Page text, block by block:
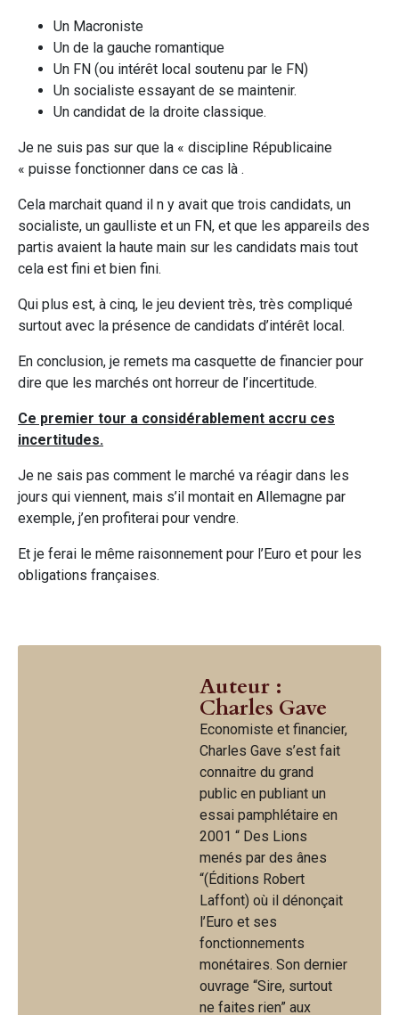
Un Macroniste
Un de la gauche romantique
Un FN (ou intérêt local soutenu par le FN)
Un socialiste essayant de se maintenir.
Un candidat de la droite classique.
Je ne suis pas sur que la « discipline Républicaine
« puisse fonctionner dans ce cas là .
Cela marchait quand il n y avait que trois candidats, un
socialiste, un gaulliste et un FN, et que les appareils des
partis avaient la haute main sur les candidats mais tout
cela est fini et bien fini.
Qui plus est, à cinq, le jeu devient très, très compliqué
surtout avec la présence de candidats d’intérêt local.
En conclusion, je remets ma casquette de financier pour
dire que les marchés ont horreur de l’incertitude.
Ce premier tour a considérablement accru ces
incertitudes.
Je ne sais pas comment le marché va réagir dans les
jours qui viennent, mais s’il montait en Allemagne par
exemple, j’en profiterai pour vendre.
Et je ferai le même raisonnement pour l’Euro et pour les
obligations françaises.
Auteur :
Charles Gave
Economiste et financier,
Charles Gave s’est fait
connaitre du grand
public en publiant un
essai pamphlétaire en
2001 “ Des Lions
menés par des ânes
“(Éditions Robert
Laffont) où il dénonçait
l’Euro et ses
fonctionnements
monétaires. Son dernier
ouvrage “Sire, surtout
ne faites rien” aux